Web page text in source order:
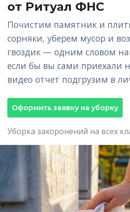
от Ритуал ФНС
Почистим памятник и
сорняки, уберем мусор и
гвоздик — одним словом
если бы вы сами приехали
видео отчет подгрузим в
Оформить заявку на уборку
Уборка захоронений на всех